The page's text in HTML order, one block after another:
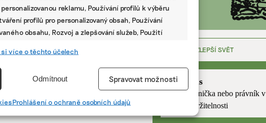
reklamu, Používání profilů k výběru
profilů pro personalizovaný obsah, Používání
obsahu, Rozvoj a zlepšování služeb, Použití
z jiných zdrojů údajů, Propojení různých
na základě automaticky přenášených
více o těchto účelech
Odmítnout Spravovat možnosti
Prohlášení o ochraně osobních údajů
PRÁCE, KTERÁ ZLEPŠÍ SVĚT
mutualus
Stáž: právnička nebo právník v
oblasti udržitelnosti